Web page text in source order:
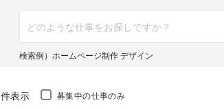
検索例）ホームページ制作 デザイン
件表示 募集中の仕事のみ